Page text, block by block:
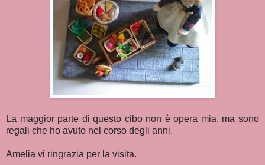
La maggior parte di questo cibo non è opera mia, ma sono
regali che ho avuto nel corso degli anni.
Amelia vi ringrazia per la visita.